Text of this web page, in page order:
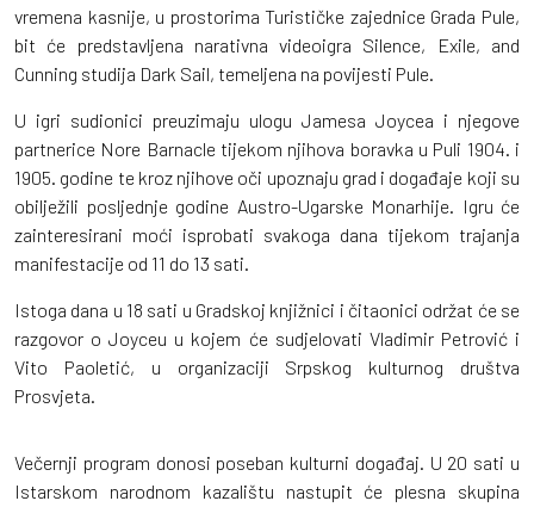
vremena kasnije, u prostorima Turističke zajednice Grada Pule,
bit će predstavljena narativna videoigra Silence, Exile, and
Cunning studija Dark Sail, temeljena na povijesti Pule.
U igri sudionici preuzimaju ulogu Jamesa Joycea i njegove
partnerice Nore Barnacle tijekom njihova boravka u Puli 1904. i
1905. godine te kroz njihove oči upoznaju grad i događaje koji su
obilježili posljednje godine Austro-Ugarske Monarhije. Igru će
zainteresirani moći isprobati svakoga dana tijekom trajanja
manifestacije od 11 do 13 sati.
Istoga dana u 18 sati u Gradskoj knjižnici i čitaonici održat će se
razgovor o Joyceu u kojem će sudjelovati Vladimir Petrović i
Vito Paoletić, u organizaciji Srpskog kulturnog društva
Prosvjeta.
Večernji program donosi poseban kulturni događaj. U 20 sati u
Istarskom narodnom kazalištu nastupit će plesna skupina